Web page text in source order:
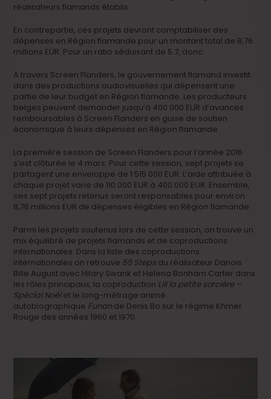
réalisateurs flamands établis.
En contrepartie, ces projets devront comptabiliser des
dépenses en Région flamande pour un montant total de 8,76
millions EUR. Pour un ratio séduisant de 5.7, donc.
A travers Screen Flanders, le gouvernement flamand investit
dans des productions audiovisuelles qui dépensent une
partie de leur budget en Région flamande. Les producteurs
belges peuvent demander jusqu’à 400 000 EUR d’avances
remboursables à Screen Flanders en guise de soutien
économique à leurs dépenses en Région flamande.
La première session de Screen Flanders pour l’année 2016
s’est clôturée le 4 mars. Pour cette session, sept projets se
partagent une enveloppe de 1 515 000 EUR. L’aide attribuée à
chaque projet varie de 110 000 EUR à 400 000 EUR. Ensemble,
ces sept projets retenus seront responsables pour environ
8,76 millions EUR de dépenses éligibles en Région flamande.
Parmi les projets soutenus lors de cette session, on trouve un
mix équilibré de projets flamands et de coproductions
internationales. Dans la liste des coproductions
internationales on retrouve 55 Steps du réalisateur Danois
Bille August avec Hilary Swank et Helena Bonham Carter dans
les rôles principaux, la coproduction Lili la petite sorcière –
Spécial Noëlet le long-métrage animé
autobiographique Funan de Denis Bo sur le régime Khmer
Rouge des années 1960 et 1970.